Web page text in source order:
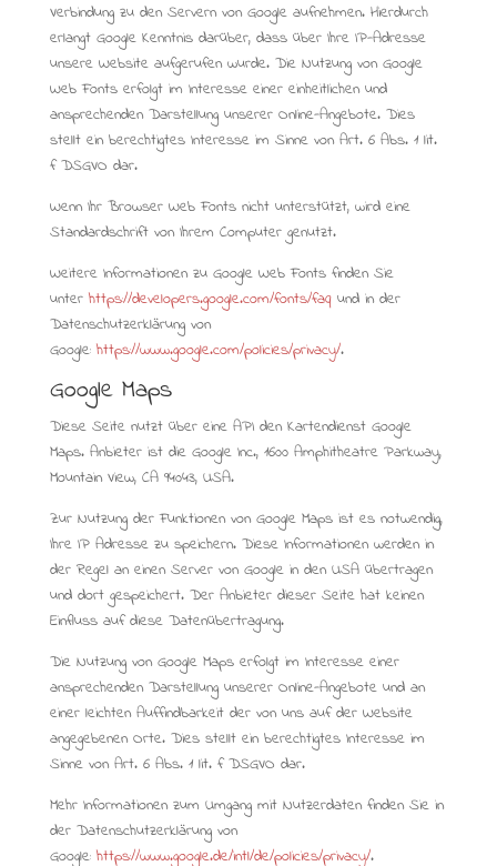
Verbindung zu den Servern von Google aufnehmen. Hierdurch
erlangt Google Kenntnis darüber, dass über Ihre IP-Adresse
unsere Website aufgerufen wurde. Die Nutzung von Google
Web Fonts erfolgt im Interesse einer einheitlichen und
ansprechenden Darstellung unserer Online-Angebote. Dies
stellt ein berechtigtes Interesse im Sinne von Art. 6 Abs. 1 lit.
f DSGVO dar.
Wenn Ihr Browser Web Fonts nicht unterstützt, wird eine
Standardschrift von Ihrem Computer genutzt.
Weitere Informationen zu Google Web Fonts finden Sie
unter https://developers.google.com/fonts/faqund in der
Datenschutzerklärung von
Google: https://www.google.com/policies/privacy/.
Google Maps
Diese Seite nutzt über eine API den Kartendienst Google
Maps. Anbieter ist die Google Inc., 1600 Amphitheatre Parkway,
Mountain View, CA 94043, USA.
Zur Nutzung der Funktionen von Google Maps ist es notwendig,
Ihre IP Adresse zu speichern. Diese Informationen werden in
der Regel an einen Server von Google in den USA übertragen
und dort gespeichert. Der Anbieter dieser Seite hat keinen
Einfluss auf diese Datenübertragung.
Die Nutzung von Google Maps erfolgt im Interesse einer
ansprechenden Darstellung unserer Online-Angebote und an
einer leichten Auffindbarkeit der von uns auf der Website
angegebenen Orte. Dies stellt ein berechtigtes Interesse im
Sinne von Art. 6 Abs. 1 lit. f DSGVO dar.
Mehr Informationen zum Umgang mit Nutzerdaten finden Sie in
der Datenschutzerklärung von
Google: https://www.google.de/intl/de/policies/privacy/.